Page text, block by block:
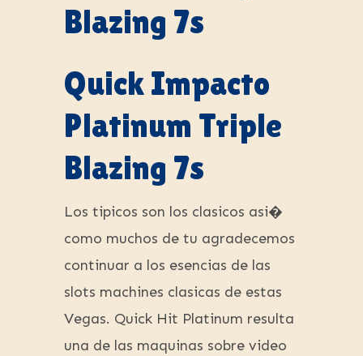
Blazing 7s
Quick Impacto
Platinum Triple
Blazing 7s
Los tipicos son los clasicos asi�
como muchos de tu agradecemos
continuar a los esencias de las
slots machines clasicas de estas
Vegas. Quick Hit Platinum resulta
una de las maquinas sobre video